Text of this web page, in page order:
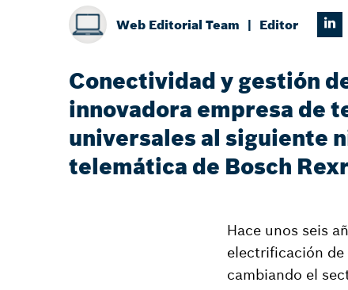
Web Editorial Team Editor
Conectividad y gestión
innovadora empresa de
universales al siguiente
telemática de Bosch
Hace unos seis
electrificación
cambiando el